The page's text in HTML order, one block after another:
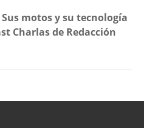
motos y su tecnología
Charlas de Redacción